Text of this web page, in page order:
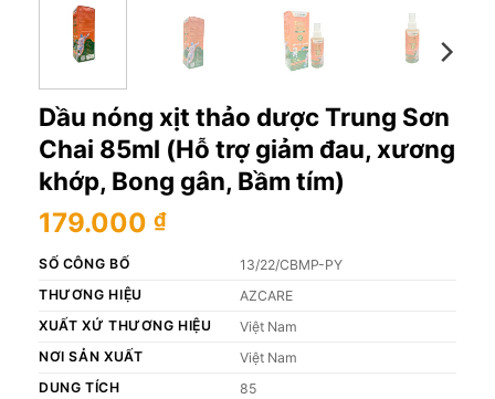
Dầu nóng xịt thảo dược Trung Sơn
Chai 85ml (Hỗ trợ giảm đau, xương
khớp, Bong gân, Bầm tím)
179.000 ₫
SỐ CÔNG BỐ
13/22/CBMP-PY
THƯƠNG HIỆU
AZCARE
XUẤT XỨ THƯƠNG HIỆU
Việt Nam
NƠI SẢN XUẤT
Việt Nam
DUNG TÍCH
85